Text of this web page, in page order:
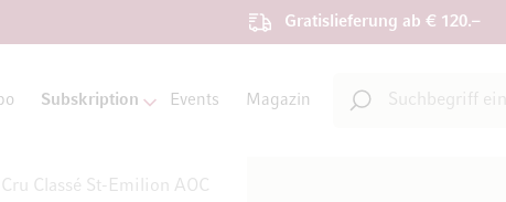
Gratislieferung ab € 120.–
Subskription Events Magazin
Suche
Classé St-Emilion AOC